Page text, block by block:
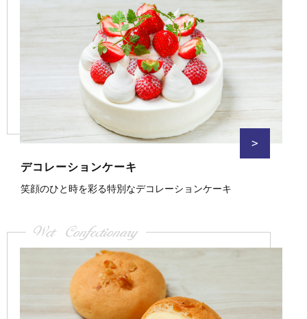
>
デコレーションケーキ
笑顔のひと時を彩る特別なデコレーションケーキ
Wet Confectionary